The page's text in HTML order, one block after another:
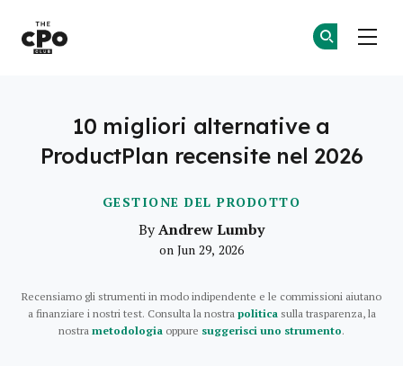
GESTIONE DEL PRODOTTO
10 migliori alternative a
ProductPlan recensite nel 2026
ByAndrew Lumby
on Jun 29, 2026
Recensiamo gli strumenti in modo indipendente e le commissioni aiutano
a finanziare i nostri test. Consulta la nostra politica sulla trasparenza, la
nostra metodologia oppure suggerisci uno strumento.